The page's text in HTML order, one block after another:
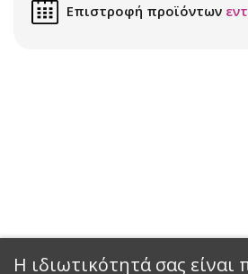
Η ιδιωτικότητά σας είναι
Επιστροφή προϊόντων